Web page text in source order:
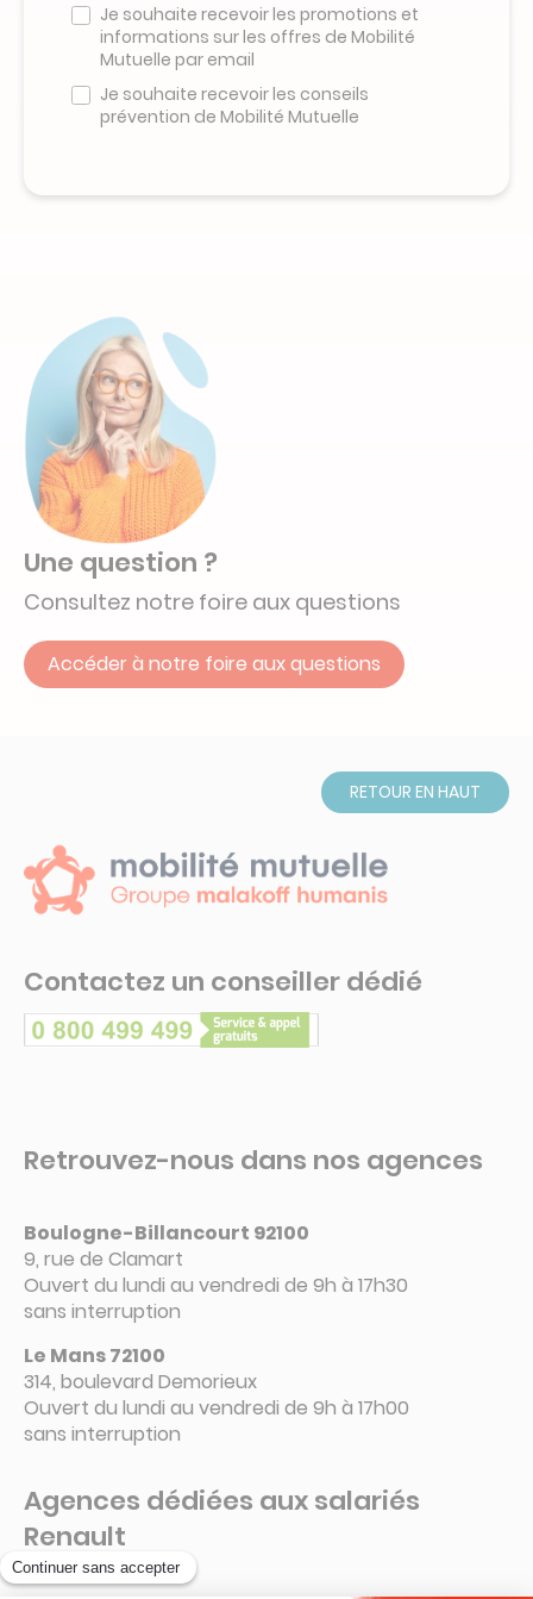
pas
remplir
champ
Je souhaite recevoir les promotions et
informations sur les offres de Mobilité
Mutuelle par email
Je souhaite recevoir les conseils
prévention de Mobilité Mutuelle
Une question ?
Consultez notre foire aux questions
Accéder à notre foire aux questions
Contactez un conseiller dédié
Retrouvez-nous dans nos agences
Boulogne-Billancourt 92100
9, rue de Clamart
Ouvert du lundi au vendredi de 9h à 17h30
sans interruption
Le Mans 72100
314, boulevard Demorieux
Ouvert du lundi au vendredi de 9h à 17h00
sans interruption
Agences dédiées aux salariés
Renault
RETOUR EN HAUT